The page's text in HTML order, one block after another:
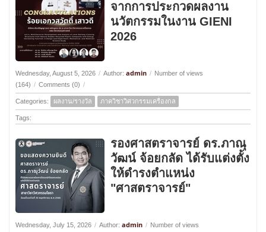
จากการประกวดผลงาน
นวัตกรรมในงาน GIENI
2026
Wednesday, August 5, 2026 / Author: admin / Number of views
(164) / Comments (0) /
Categories: ผลงาน/รางวัล ภาควิชาวิศวกรรมเครื่องกล
Tags:
รองศาสตราจารย์ ดร.ภาณุ
วัฒน์ จ้อยกลัด ได้รับแต่งตั้ง
ให้ดำรงตำแหน่ง
"ศาสตราจารย์"
Wednesday, July 15, 2026 / Author: admin / Number of views